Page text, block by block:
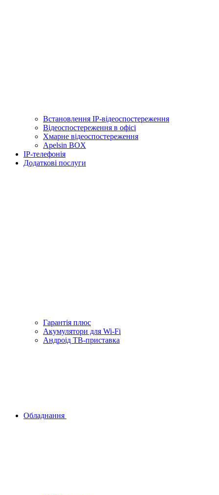
Встановлення IP-відеоспостереження
Відеоспостереження в офісі
Хмарне відеоспостереження
Apelsin BOX
IP-телефонія
Додаткові послуги
Гарантiя плюс
Акумулятори для Wi-Fi
Андроід ТВ-приставка
Обладнання